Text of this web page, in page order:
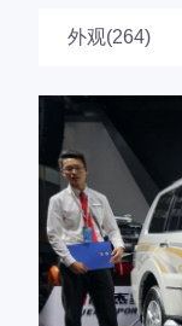
外观(264)